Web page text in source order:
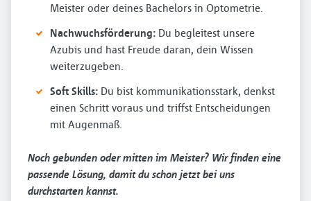
Meister oder deines Bachelors in Optometrie.
Nachwuchsförderung: Du begleitest unsere
Azubis und hast Freude daran, dein Wissen
weiterzugeben.
Soft Skills: Du bist kommunikationsstark, denkst
einen Schritt voraus und triffst Entscheidungen
mit Augenmaß.
Noch gebunden oder mitten im Meister? Wir finden eine
passende Lösung, damit du schon jetzt bei uns
durchstarten kannst.